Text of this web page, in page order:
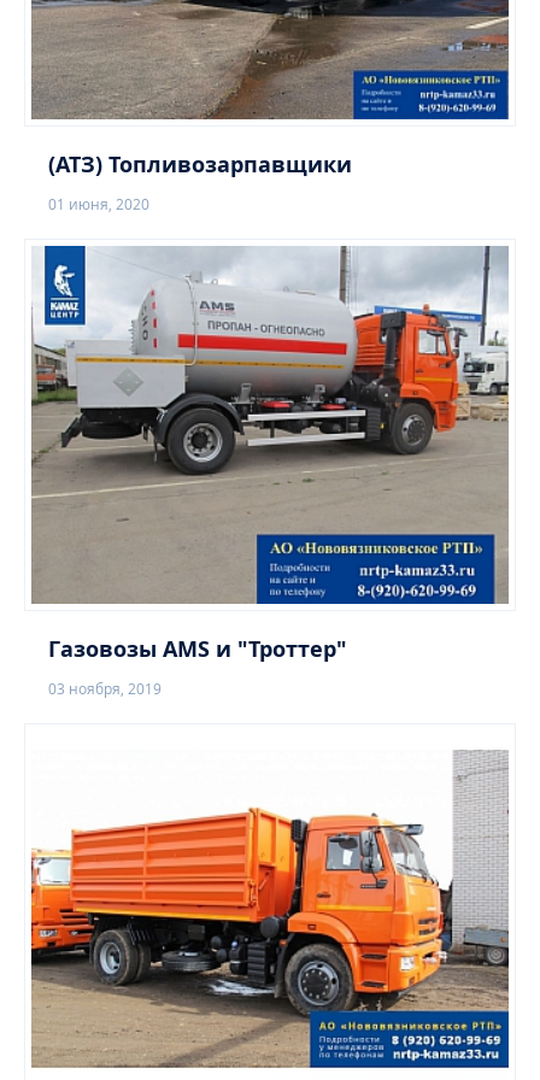
(АТЗ) Топливозарпавщики
01 июня, 2020
Газовозы AMS и "Троттер"
03 ноября, 2019